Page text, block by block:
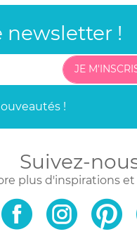
!
JE
!
Suivez-
plus d'inspirations et